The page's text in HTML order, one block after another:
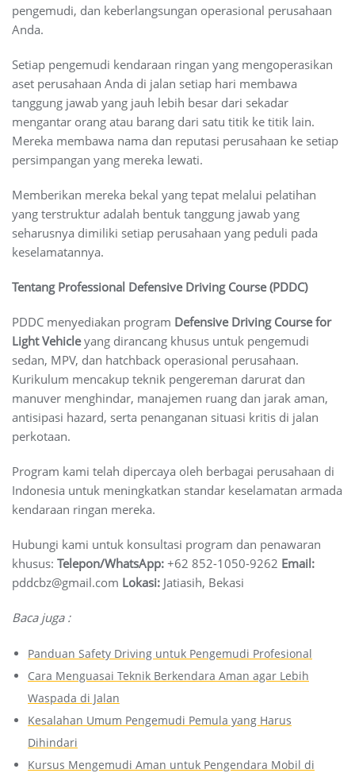
pengemudi, dan keberlangsungan operasional perusahaan
Anda.
Setiap pengemudi kendaraan ringan yang mengoperasikan
aset perusahaan Anda di jalan setiap hari membawa
tanggung jawab yang jauh lebih besar dari sekadar
mengantar orang atau barang dari satu titik ke titik lain.
Mereka membawa nama dan reputasi perusahaan ke setiap
persimpangan yang mereka lewati.
Memberikan mereka bekal yang tepat melalui pelatihan
yang terstruktur adalah bentuk tanggung jawab yang
seharusnya dimiliki setiap perusahaan yang peduli pada
keselamatannya.
Tentang Professional Defensive Driving Course (PDDC)
PDDC menyediakan program Defensive Driving Course for
Light Vehicleyang dirancang khusus untuk pengemudi
sedan, MPV, dan hatchback operasional perusahaan.
Kurikulum mencakup teknik pengereman darurat dan
manuver menghindar, manajemen ruang dan jarak aman,
antisipasi hazard, serta penanganan situasi kritis di jalan
perkotaan.
Program kami telah dipercaya oleh berbagai perusahaan di
Indonesia untuk meningkatkan standar keselamatan armada
kendaraan ringan mereka.
Hubungi kami untuk konsultasi program dan penawaran
khusus: Telepon/WhatsApp: +62 852-1050-9262 Email:
pddcbz@gmail.com Lokasi: Jatiasih, Bekasi
Baca juga :
Panduan Safety Driving untuk Pengemudi Profesional
Cara Menguasai Teknik Berkendara Aman agar Lebih
Waspada di Jalan
Kesalahan Umum Pengemudi Pemula yang Harus
Dihindari
Kursus Mengemudi Aman untuk Pengendara Mobil di